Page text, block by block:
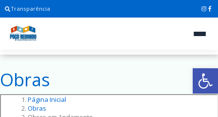
Transparência
Obras